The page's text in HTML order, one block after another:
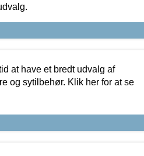
at have et bredt udvalg af
og sytilbehør. Klik her for at se